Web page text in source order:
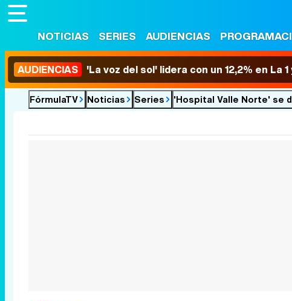
NOTICIAS SERIES AUDIENCIAS
AUDIENCIAS 'La voz del sol' lidera con un 12,2% en
FórmulaTV Noticias Series 'Hospital Valle Norte' se